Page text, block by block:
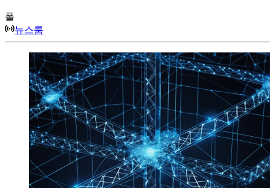
폴
뉴스룸